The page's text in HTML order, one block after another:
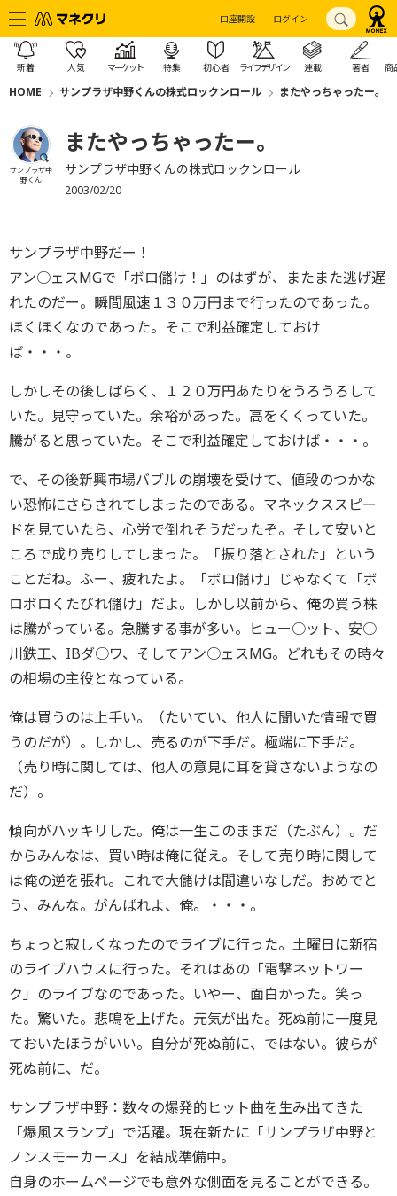
口座開設 ログイン
新着 人気 マーケット 特集 初心者 ライフデザイン 連載 著者 商
HOME サンプラザ中野くんの株式ロックンロール またやっちゃったー。
サンプラザ中
野くん
またやっちゃったー。
サンプラザ中野くんの株式ロックンロール
2003/02/20
サンプラザ中野だー！
アン○ェスMGで「ボロ儲け！」のはずが、またまた逃げ遅
れたのだー。瞬間風速１３０万円まで行ったのであった。
ほくほくなのであった。そこで利益確定しておけ
ば・・・。
しかしその後しばらく、１２０万円あたりをうろうろして
いた。見守っていた。余裕があった。高をくくっていた。
騰がると思っていた。そこで利益確定しておけば・・・。
で、その後新興市場バブルの崩壊を受けて、値段のつかな
い恐怖にさらされてしまったのである。マネックススピー
ドを見ていたら、心労で倒れそうだったぞ。そして安いと
ころで成り売りしてしまった。「振り落とされた」という
ことだね。ふー、疲れたよ。「ボロ儲け」じゃなくて「ボ
ロボロくたびれ儲け」だよ。しかし以前から、俺の買う株
は騰がっている。急騰する事が多い。ヒュー○ット、安○
川鉄工、IBダ○ワ、そしてアン○ェスMG。どれもその時々
の相場の主役となっている。
俺は買うのは上手い。（たいてい、他人に聞いた情報で買
うのだが）。しかし、売るのが下手だ。極端に下手だ。
（売り時に関しては、他人の意見に耳を貸さないようなの
だ）。
傾向がハッキリした。俺は一生このままだ（たぶん）。だ
からみんなは、買い時は俺に従え。そして売り時に関して
は俺の逆を張れ。これで大儲けは間違いなしだ。おめでと
う、みんな。がんばれよ、俺。・・・。
ちょっと寂しくなったのでライブに行った。土曜日に新宿
のライブハウスに行った。それはあの「電撃ネットワー
ク」のライブなのであった。いやー、面白かった。笑っ
た。驚いた。悲鳴を上げた。元気が出た。死ぬ前に一度見
ておいたほうがいい。自分が死ぬ前に、ではない。彼らが
死ぬ前に、だ。
サンプラザ中野：数々の爆発的ヒット曲を生み出てきた
「爆風スランプ」で活躍。現在新たに「サンプラザ中野と
ノンスモーカース」を結成準備中。
自身のホームページでも意外な側面を見ることができる。